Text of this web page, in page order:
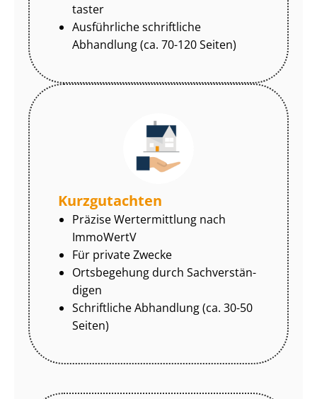
tas­ter
Ausführliche schriftliche
Abhandlung (ca. 70-120 Seiten)
Kurzgutachten
Präzise Wertermittlung nach
ImmoWertV
Für private Zwecke
Ortsbegehung durch Sach­ver­stän­
di­gen
Schriftliche Abhandlung (ca. 30-50
Seiten)